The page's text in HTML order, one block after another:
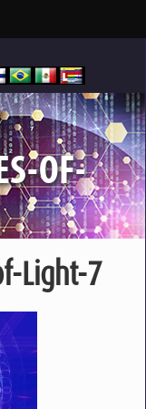
OF-
Light-7